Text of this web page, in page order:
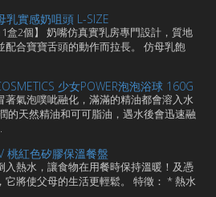
乳實感奶咀頭 L-SIZE
1盒2個】 奶嘴仿真實乳房專門設計，質地
配合寶寶舌頭的動作而拉長。 仿母乳飽
少女POWER泡泡浴球 160G
著氣泡噗呲融化，滿滿的精油都會溶入水
的天然精油和可可脂油，遇水後會迅速融
桃紅色矽膠保溫餐盤
入熱水，讓食物在用餐時保持溫暖！及憑
它將使父母的生活更輕鬆。 特徵： * 熱水